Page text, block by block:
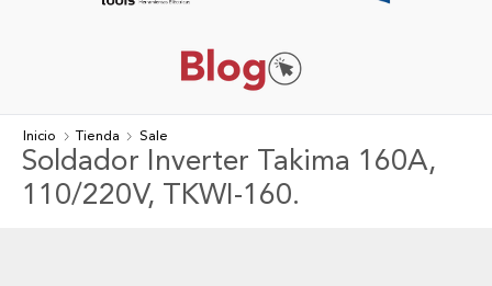
Inicio Tienda Sale
Soldador Inverter Takima 160A,
110/220V, TKWI-160.